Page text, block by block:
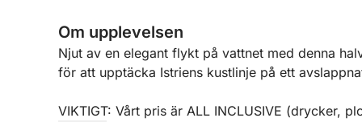
Om upplevelsen
Njut av en elegant flykt på vattnet med denna
för att upptäcka Istriens kustlinje på ett
VIKTIGT: Vårt pris är ALL INCLUSIVE (drycker,